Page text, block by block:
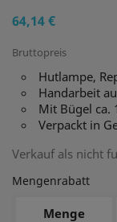
64,14 €
Bruttopreis
Hutlampe,
Handarbeit
Mit Bügel ca.
Verpackt in
Verkauf als nicht
Mengenrabatt
Menge